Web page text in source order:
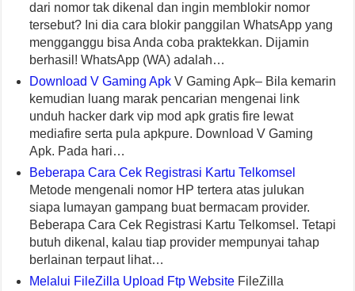
dari nomor tak dikenal dan ingin memblokir nomor
tersebut? Ini dia cara blokir panggilan WhatsApp yang
mengganggu bisa Anda coba praktekkan. Dijamin
berhasil! WhatsApp (WA) adalah…
Download V Gaming Apk V Gaming Apk– Bila kemarin
kemudian luang marak pencarian mengenai link
unduh hacker dark vip mod apk gratis fire lewat
mediafire serta pula apkpure. Download V Gaming
Apk. Pada hari…
Beberapa Cara Cek Registrasi Kartu Telkomsel
Metode mengenali nomor HP tertera atas julukan
siapa lumayan gampang buat bermacam provider.
Beberapa Cara Cek Registrasi Kartu Telkomsel. Tetapi
butuh dikenal, kalau tiap provider mempunyai tahap
berlainan terpaut lihat…
Melalui FileZilla Upload Ftp Website FileZilla